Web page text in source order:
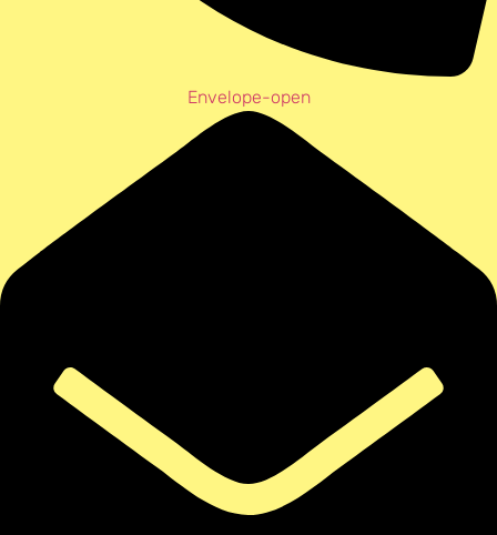
Envelope-open